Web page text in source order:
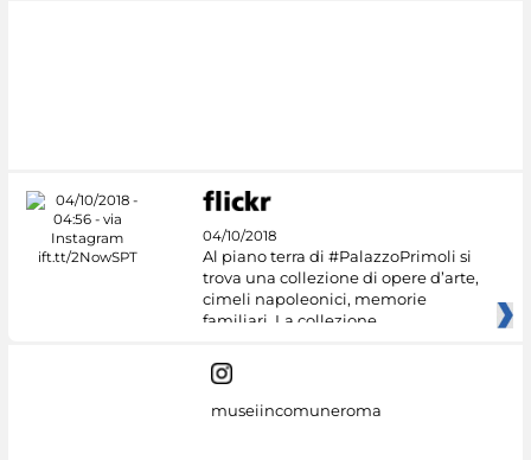
04/10/2018
Al piano terra di #PalazzoPrimoli si
trova una collezione di opere d’arte,
cimeli napoleonici, memorie
familiari. La collezione
museiincomuneroma